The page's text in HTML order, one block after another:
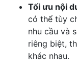
Tối ưu nội
có thể tùy
nhu cầu và
riêng biệt,
khác nhau.